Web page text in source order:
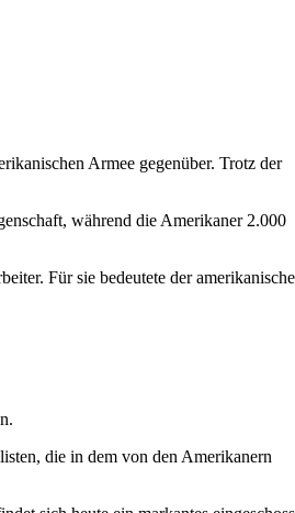
Armee gegenüber. Trotz der
während die Amerikaner 2.000
Für sie bedeutete der amerikanische
die in dem von den Amerikanern